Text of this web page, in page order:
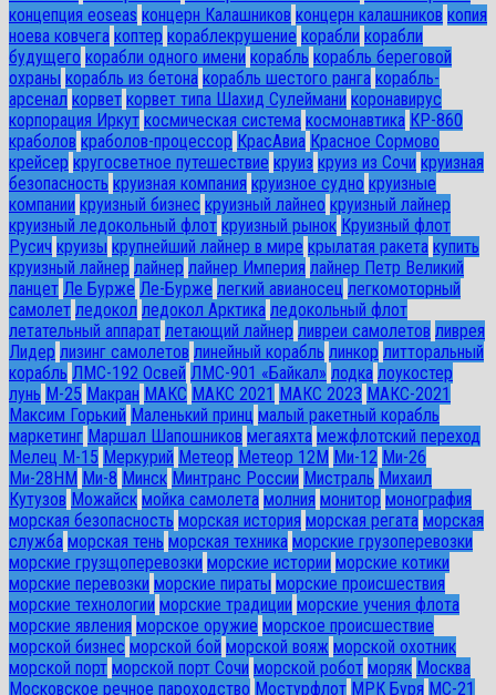
концепция eoseas концерн Калашников концерн калашников копия
ноева ковчега коптер кораблекрушение корабли корабли
будущего корабли одного имени корабль корабль береговой
охраны корабль из бетона корабль шестого ранга корабль-
арсенал корвет корвет типа Шахид Сулеймани коронавирус
корпорация Иркут космическая система космонавтика КР-860
краболов краболов-процессор КрасАвиа Красное Сормово
крейсер кругосветное путешествие круиз круиз из Сочи круизная
безопасность круизная компания круизное судно круизные
компании круизный бизнес круизный лайнео круизный лайнер
круизный ледокольный флот круизный рынок Круизный флот
Русич круизы крупнейший лайнер в мире крылатая ракета купить
круизный лайнер лайнер лайнер Империя лайнер Петр Великий
ланцет Ле Бурже Ле-Бурже легкий авианосец легкомоторный
самолет ледокол ледокол Арктика ледокольный флот
летательный аппарат летающий лайнер ливреи самолетов ливрея
Лидер лизинг самолетов линейный корабль линкор литторальный
корабль ЛМС-192 Освей ЛМС-901 «Байкал» лодка лоукостер
лунь М-25 Макран МАКС МАКС 2021 МАКС 2023 МАКС-2021
Максим Горький Маленький принц малый ракетный корабль
маркетинг Маршал Шапошников мегаяхта межфлотский переход
Мелец М-15 Меркурий Метеор Метеор 12М Ми-12 Ми-26
Ми-28HM Ми-8 Минск Минтранс России Мистраль Михаил
Кутузов Можайск мойка самолета молния монитор монография
морская безопасность морская история морская регата морская
служба морская тень морская техника морские грузоперевозки
морские грузщоперевозки морские истории морские котики
морские перевозки морские пираты морские происшествия
морские технологии морские традиции морские учения флота
морские явления морское оружие морское происшествие
морской бизнес морской бой морской вояж морской охотник
морской порт морской порт Сочи морской робот моряк Москва
Московское речное пароходство Мостурфлот МРК Буря МС-21